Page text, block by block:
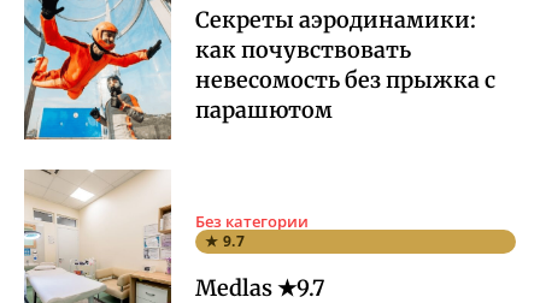
Секреты аэродинамики:
как почувствовать
невесомость без прыжка с
парашютом
Без категории
★ 9.7
Medlas ★9.7